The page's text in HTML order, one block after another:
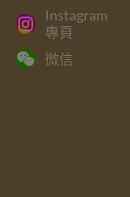
Instagram
專頁
微信